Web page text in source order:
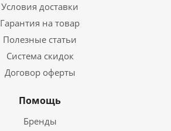
Условия доставки
Гарантия на товар
Полезные статьи
Система скидок
Договор оферты
Помощь
Бренды